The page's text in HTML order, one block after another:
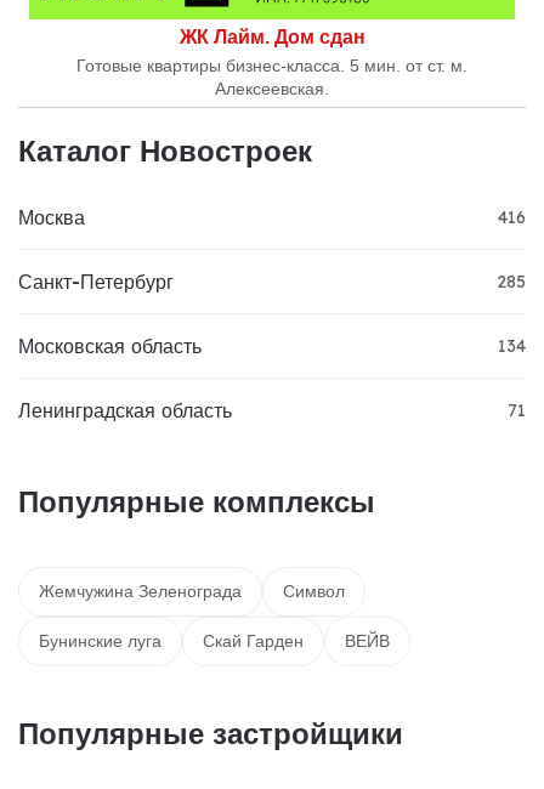
ЖК Лайм. Дом сдан
Готовые квартиры бизнес-класса. 5 мин. от ст. м.
Алексеевская.
Каталог Новостроек
Москва 416
Санкт-Петербург 285
Московская область 134
Ленинградская область 71
Популярные комплексы
Жемчужина Зеленограда Символ
Бунинские луга Скай Гарден ВЕЙВ
Популярные застройщики